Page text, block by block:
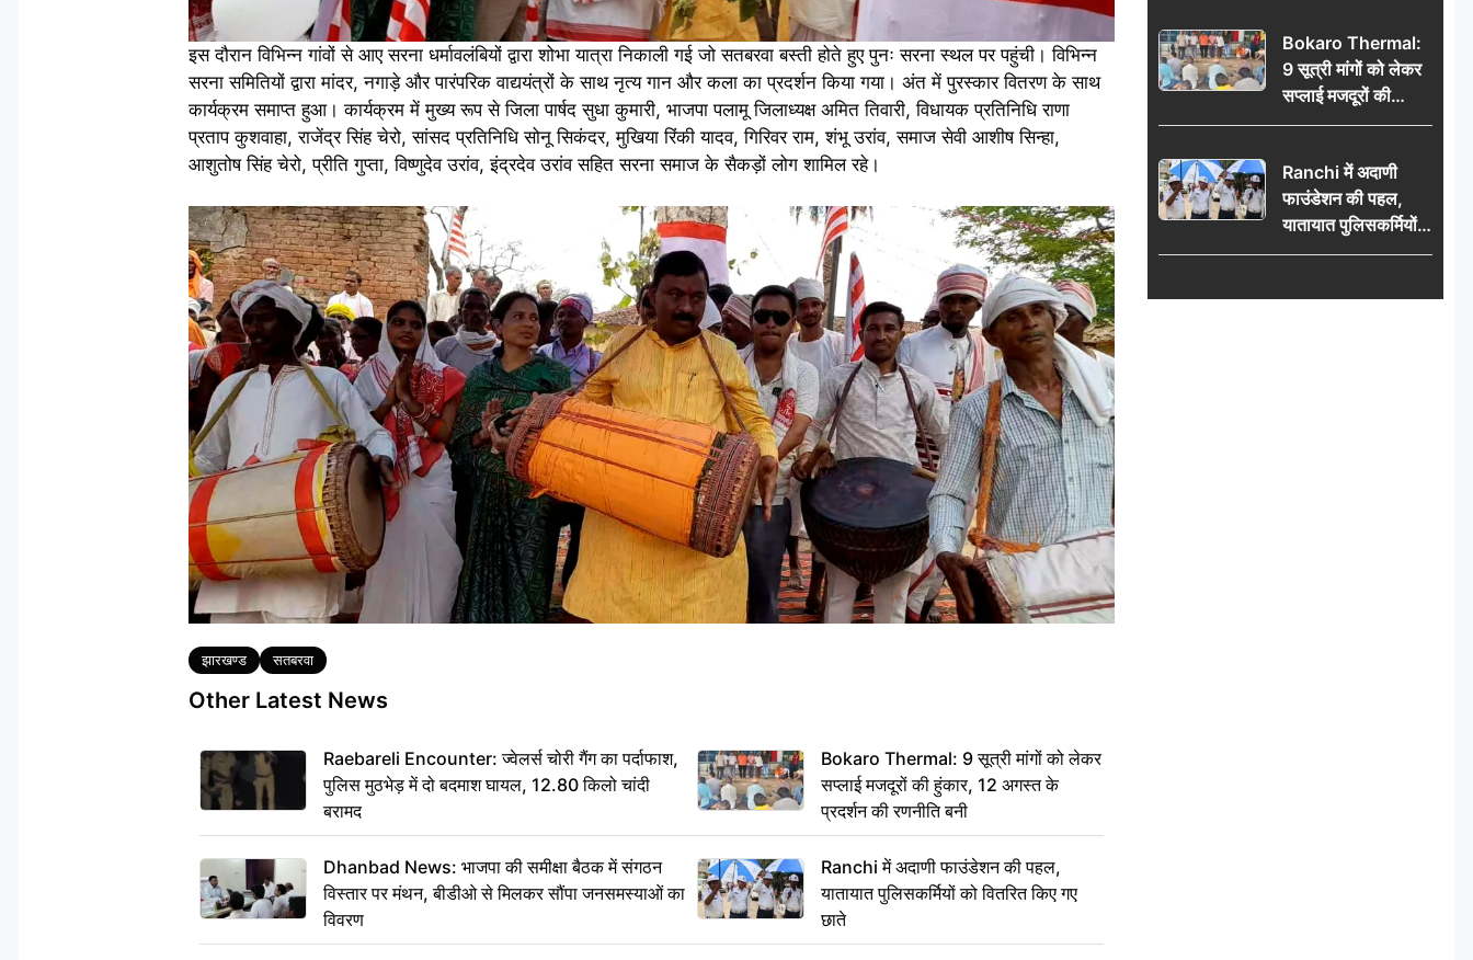
इस दौरान विभिन्न गांवों से आए सरना धर्मावलंबियों द्वारा शोभा यात्रा निकाली गई जो सतबरवा बस्ती होते हुए पुनः सरना स्थल पर पहुंची। विभिन्न
सरना समितियों द्वारा मांदर, नगाड़े और पारंपरिक वाद्ययंत्रों के साथ नृत्य गान और कला का प्रदर्शन किया गया। अंत में पुरस्कार वितरण के साथ
कार्यक्रम समाप्त हुआ। कार्यक्रम में मुख्य रूप से जिला पार्षद सुधा कुमारी, भाजपा पलामू जिलाध्यक्ष अमित तिवारी, विधायक प्रतिनिधि राणा
प्रताप कुशवाहा, राजेंद्र सिंह चेरो, सांसद प्रतिनिधि सोनू सिकंदर, मुखिया रिंकी यादव, गिरिवर राम, शंभू उरांव, समाज सेवी आशीष सिन्हा,
आशुतोष सिंह चेरो, प्रीति गुप्ता, विष्णुदेव उरांव, इंद्रदेव उरांव सहित सरना समाज के सैकड़ों लोग शामिल रहे।
Tags
झारखण्ड सतबरवा
Other Latest News
Raebareli Encounter: ज्वेलर्स चोरी गैंग का पर्दाफाश,
पुलिस मुठभेड़ में दो बदमाश घायल, 12.80 किलो चांदी
बरामद
Dhanbad News: भाजपा की समीक्षा बैठक में संगठन
विस्तार पर मंथन, बीडीओ से मिलकर सौंपा जनसमस्याओं का
विवरण
Bokaro Thermal: 9 सूत्री मांगों को लेकर
सप्लाई मजदूरों की हुंकार, 12 अगस्त के
प्रदर्शन की रणनीति बनी
Ranchi में अदाणी फाउंडेशन की पहल,
यातायात पुलिसकर्मियों को वितरित किए गए
छाते
Bokaro Thermal:
9 सूत्री मांगों को लेकर
सप्लाई मजदूरों की
हुंकार, 12 अगस्त के
Ranchi में अदाणी
फाउंडेशन की पहल,
यातायात पुलिसकर्मियों
को वितरित किए गए छाते